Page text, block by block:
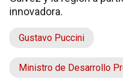
innovadora.
Gustavo Puccini
Ministro de Desarrollo